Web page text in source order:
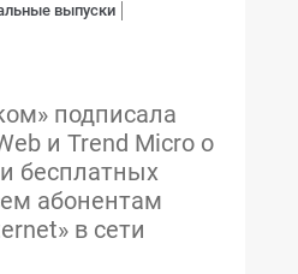
выпуски
подписала
и Trend Micro о
бесплатных
абонентам
в сети